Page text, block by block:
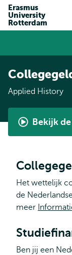
Erasmus
University
Rotterdam
Applied History
Bekijk
Het wettelijk
de
meer
Ben jij een